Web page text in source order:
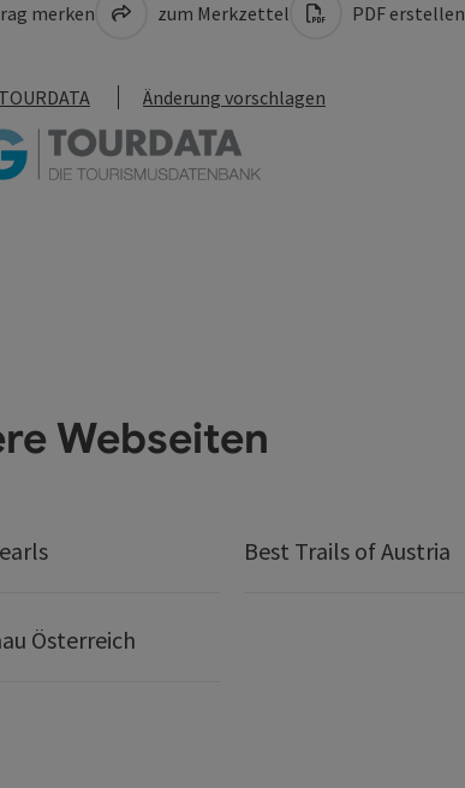
merken zum Merkzettel PDF erstellen
TOURDATA Änderung vorschlagen
Webseiten
Best Trails of Austria
Österreich